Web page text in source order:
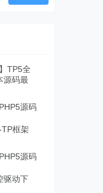
TP5全
源码最
源码
框架
源码
驱动下